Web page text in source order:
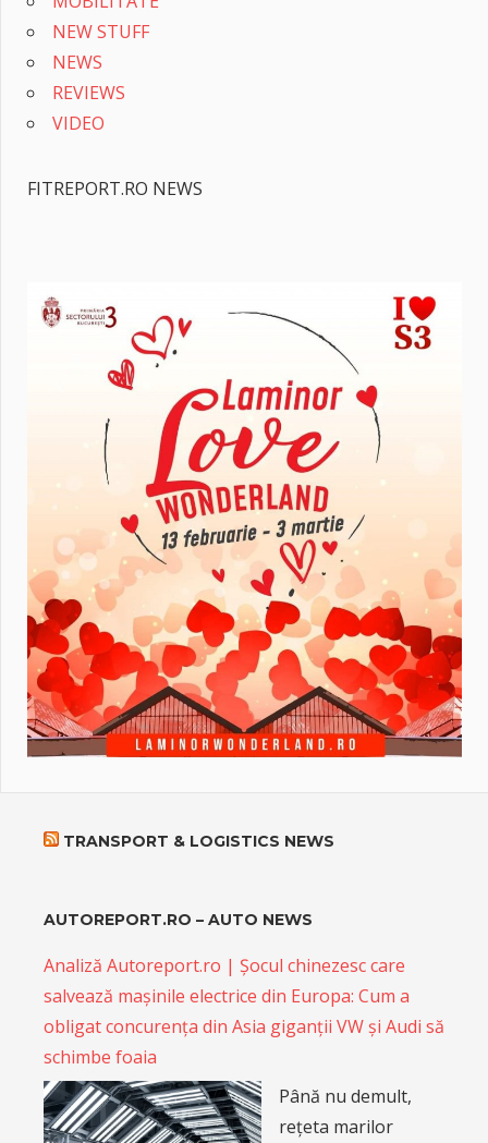
NEW STUFF
NEWS
REVIEWS
VIDEO
FITREPORT.RO NEWS
TRANSPORT & LOGISTICS NEWS
AUTOREPORT.RO – AUTO NEWS
Analiză Autoreport.ro | Șocul chinezesc care
salvează mașinile electrice din Europa: Cum a
obligat concurența din Asia giganții VW și Audi să
schimbe foaia
Până nu demult,
rețeta marilor